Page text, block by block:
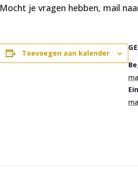
Mocht je vragen hebben, mail
Toevoegen aan kalender